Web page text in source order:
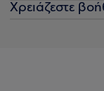
Χρειάζεστε